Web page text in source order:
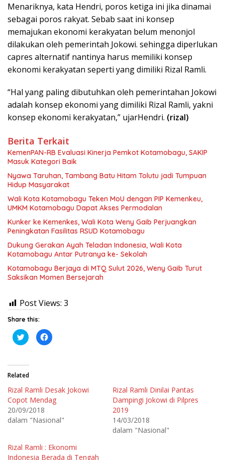
Menariknya, kata Hendri, poros ketiga ini jika dinamai
sebagai poros rakyat. Sebab saat ini konsep
memajukan ekonomi kerakyatan belum menonjol
dilakukan oleh pemerintah Jokowi. sehingga diperlukan
capres alternatif nantinya harus memiliki konsep
ekonomi kerakyatan seperti yang dimiliki Rizal Ramli.
“Hal yang paling dibutuhkan oleh pemerintahan Jokowi
adalah konsep ekonomi yang dimiliki Rizal Ramli, yakni
konsep ekonomi kerakyatan,” ujarHendri. (rizal)
Berita Terkait
KemenPAN-RB Evaluasi Kinerja Pemkot Kotamobagu, SAKIP
Masuk Kategori Baik
Nyawa Taruhan, Tambang Batu Hitam Tolutu jadi Tumpuan
Hidup Masyarakat
Wali Kota Kotamobagu Teken MoU dengan PIP Kemenkeu,
UMKM Kotamobagu Dapat Akses Permodalan
Kunker ke Kemenkes, Wali Kota Weny Gaib Perjuangkan
Peningkatan Fasilitas RSUD Kotamobagu
Dukung Gerakan Ayah Teladan Indonesia, Wali Kota
Kotamobagu Antar Putranya ke- Sekolah
Kotamobagu Berjaya di MTQ Sulut 2026, Weny Gaib Turut
Saksikan Momen Bersejarah
Post Views: 3
Share this:
K
l
n
u
b
e
r
b
a
g
d
a
T
K
l
m
m
g
n
d
i
Related
Rizal Ramli Desak Jokowi
Copot Mendag
20/09/2018
dalam "Nasional"
Rizal Ramli Dinilai Pantas
Dampingi Jokowi di Pilpres
2019
14/03/2018
dalam "Nasional"
Rizal Ramli : Ekonomi
Indonesia Berada di Tengah